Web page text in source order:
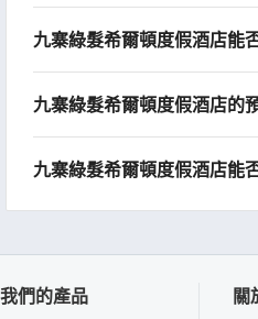
九寨綠髮希爾頓度假酒店能
九寨綠髮希爾頓度假酒店的
九寨綠髮希爾頓度假酒店能
我們的產品 關